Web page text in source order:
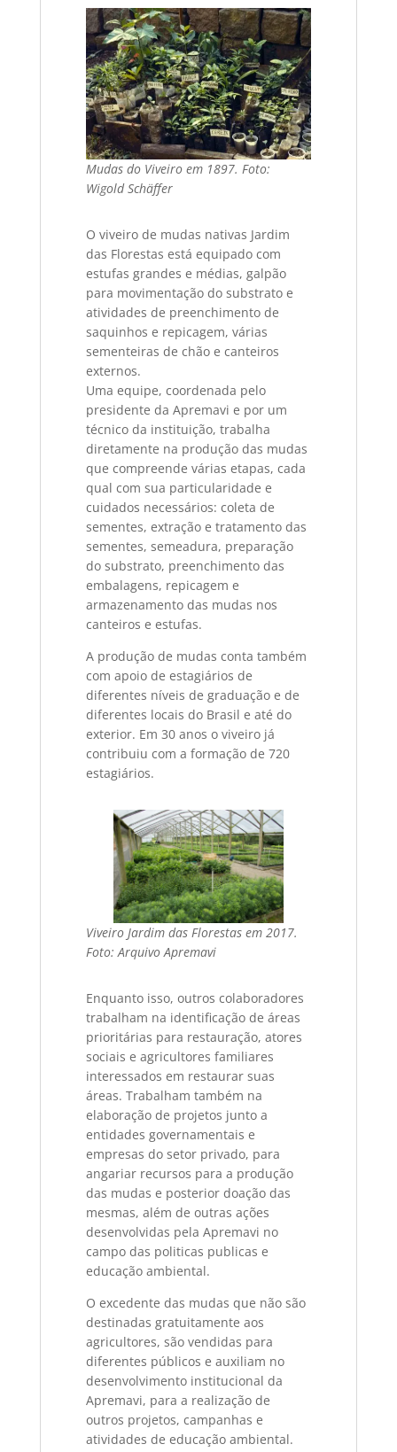
Mudas do Viveiro em 1897. Foto:
Wigold Schäffer
O viveiro de mudas nativas Jardim
das Florestas está equipado com
estufas grandes e médias, galpão
para movimentação do substrato e
atividades de preenchimento de
saquinhos e repicagem, várias
sementeiras de chão e canteiros
externos.
Uma equipe, coordenada pelo
presidente da Apremavi e por um
técnico da instituição, trabalha
diretamente na produção das mudas
que compreende várias etapas, cada
qual com sua particularidade e
cuidados necessários: coleta de
sementes, extração e tratamento das
sementes, semeadura, preparação
do substrato, preenchimento das
embalagens, repicagem e
armazenamento das mudas nos
canteiros e estufas.
A produção de mudas conta também
com apoio de estagiários de
diferentes níveis de graduação e de
diferentes locais do Brasil e até do
exterior. Em 30 anos o viveiro já
contribuiu com a formação de 720
estagiários.
Viveiro Jardim das Florestas em 2017.
Foto: Arquivo Apremavi
Enquanto isso, outros colaboradores
trabalham na identificação de áreas
prioritárias para restauração, atores
sociais e agricultores familiares
interessados em restaurar suas
áreas. Trabalham também na
elaboração de projetos junto a
entidades governamentais e
empresas do setor privado, para
angariar recursos para a produção
das mudas e posterior doação das
mesmas, além de outras ações
desenvolvidas pela Apremavi no
campo das politicas publicas e
educação ambiental.
O excedente das mudas que não são
destinadas gratuitamente aos
agricultores, são vendidas para
diferentes públicos e auxiliam no
desenvolvimento institucional da
Apremavi, para a realização de
outros projetos, campanhas e
atividades de educação ambiental.